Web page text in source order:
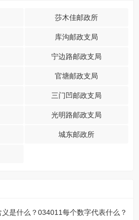
莎木佳邮政所
库沟邮政支局
宁边路邮政支局
官塘邮政支局
三门凹邮政支局
光明路邮政支局
城东邮政所
是什么？034011每个数字代表什么？